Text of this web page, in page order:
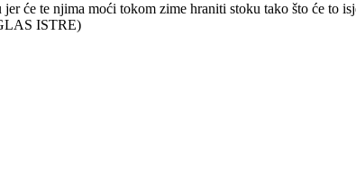
će te njima moći tokom zime hraniti stoku tako što će to
ISTRE)